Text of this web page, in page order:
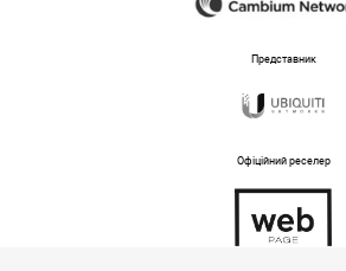
Представник
Офіційний реселер